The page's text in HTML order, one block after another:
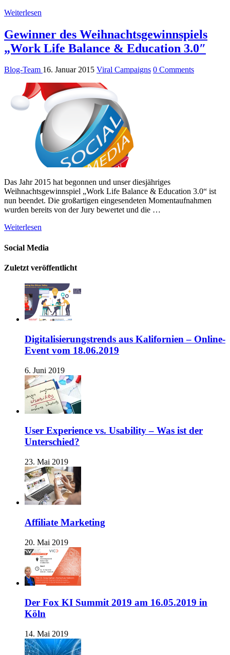
Weiterlesen
Gewinner des Weihnachtsgewinnspiels
„Work Life Balance & Education 3.0″
Blog-Team 16. Januar 2015 Viral Campaigns 0 Comments
Das Jahr 2015 hat begonnen und unser diesjähriges
Weihnachtsgewinnspiel „Work Life Balance & Education 3.0“ ist
nun beendet. Die großartigen eingesendeten Momentaufnahmen
wurden bereits von der Jury bewertet und die …
Weiterlesen
Social Media
Zuletzt veröffentlicht
Digitalisierungstrends aus Kalifornien – Online-
Event vom 18.06.2019
6. Juni 2019
User Experience vs. Usability – Was ist der
Unterschied?
23. Mai 2019
Affiliate Marketing
20. Mai 2019
Der Fox KI Summit 2019 am 16.05.2019 in
Köln
14. Mai 2019